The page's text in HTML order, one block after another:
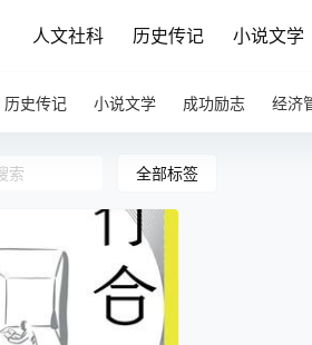
人文社科 历史传记 小说文学
历史传记 小说文学 成功励志 经济
全部标签